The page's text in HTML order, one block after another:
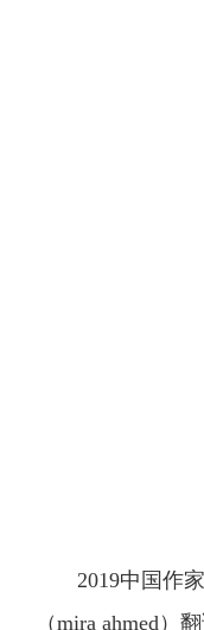
2019中国作家
（mira ahmed